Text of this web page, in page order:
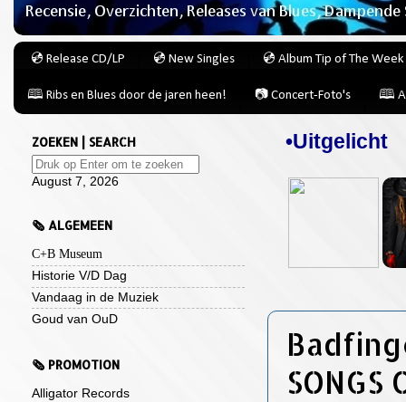
💿 Release CD/LP 💿 New Singles 💿 Album Tip of The Week
🕮 Ribs en Blues door de jaren heen! 📷 Concert-Foto's 🕮
•Uitgelicht
SONGS
ZOEKEN | SEARCH
August 7, 2026
🗞️ ALGEMEEN
C+B Museum
Historie V/D Dag
Vandaag in de Muziek
Goud van OuD
🗞️ PROMOTION
Alligator Records